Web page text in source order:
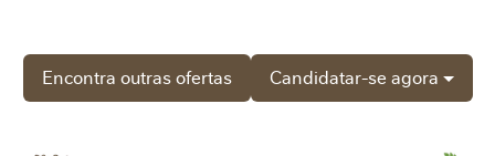
Candidatar-se agora
Encontra outras ofertas